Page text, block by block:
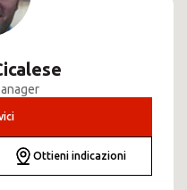
Ottieni indicazioni